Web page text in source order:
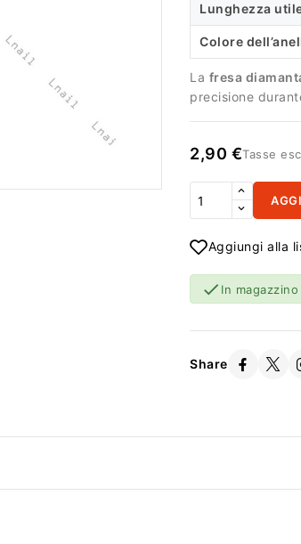
Lunghezza
Colore
La fresa
precisione
2,90 €Tasse
Aggiungi alla
 In magazzino
Share